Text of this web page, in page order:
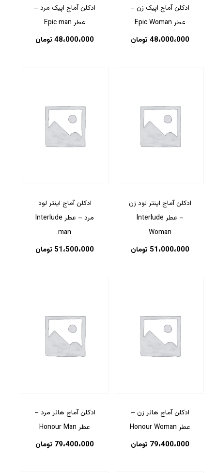
ادکلن آماج اپیک زن –
عطر Epic Woman
48،000،000 تومان
ادکلن آماج اپیک مرد –
عطر Epic man
48،000،000 تومان
ادکلن آماج اینتر لود زن
– عطر Interlude
Woman
51،000،000 تومان
ادکلن آماج اینتر لود
مرد – عطر Interlude
man
51،500،000 تومان
ادکلن آماج هانر زن –
عطر Honour Woman
79،400،000 تومان
ادکلن آماج هانر مرد –
عطر Honour Man
79،400،000 تومان